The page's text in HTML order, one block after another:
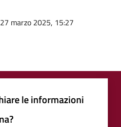
marzo 2025, 15:27
le informazioni